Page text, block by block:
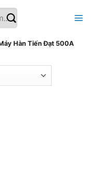
Hàn Tiến Đạt 500A